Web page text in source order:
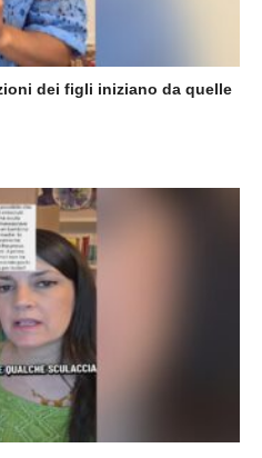
dei figli iniziano da quelle